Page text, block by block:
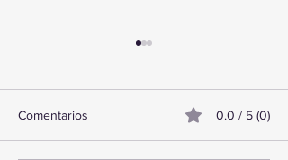
Comentarios 0.0 / 5 (0)